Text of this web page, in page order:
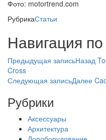
Фото: motortrend.com
РубрикаСтатьи
Навигация
Предыдущая записьНазад
Cross
Следующая записьДалее
Рубрики
Аксессуары
Архитектура